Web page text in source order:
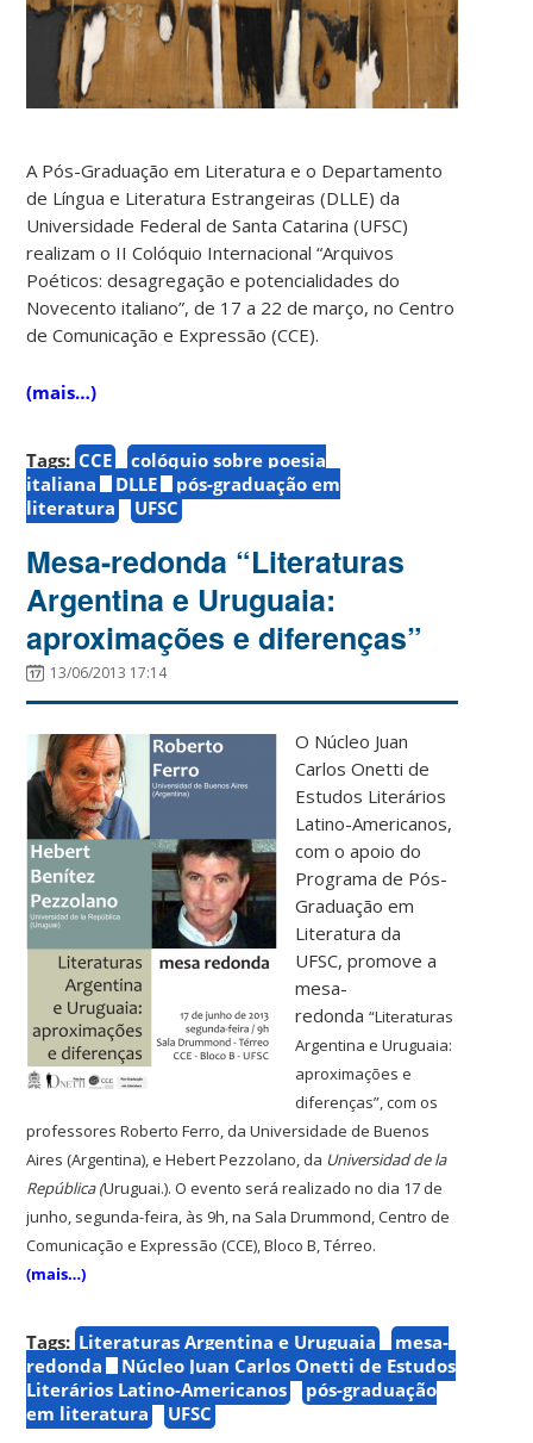
A Pós-Graduação em Literatura e o Departamento
de Língua e Literatura Estrangeiras (DLLE) da
Universidade Federal de Santa Catarina (UFSC)
realizam o II Colóquio Internacional “Arquivos
Poéticos: desagregação e potencialidades do
Novecento italiano”, de 17 a 22 de março, no Centro
de Comunicação e Expressão (CCE).
(mais…)
Tags: CCE
colóquio sobre poesia
italiana
DLLE
pós-graduação em
literatura
UFSC
Mesa-redonda “Literaturas
Argentina e Uruguaia:
aproximações e diferenças”
13/06/2013 17:14
O Núcleo Juan
Carlos Onetti de
Estudos Literários
Latino-Americanos,
com o apoio do
Programa de Pós-
Graduação em
Literatura da
UFSC, promove a
mesa-
redonda“Literaturas
Argentina e Uruguaia:
aproximações e
diferenças”, com os
professores Roberto Ferro, da Universidade de Buenos
Aires (Argentina), e Hebert Pezzolano, da Universidad de la
República (Uruguai.). O evento será realizado no dia 17 de
junho, segunda-feira, às 9h, na Sala Drummond, Centro de
Comunicação e Expressão (CCE), Bloco B, Térreo.
(mais…)
Tags: Literaturas Argentina e Uruguaia
mesa-
redonda
Núcleo Juan Carlos Onetti de Estudos
Literários Latino-Americanos
pós-graduação
em literatura
UFSC